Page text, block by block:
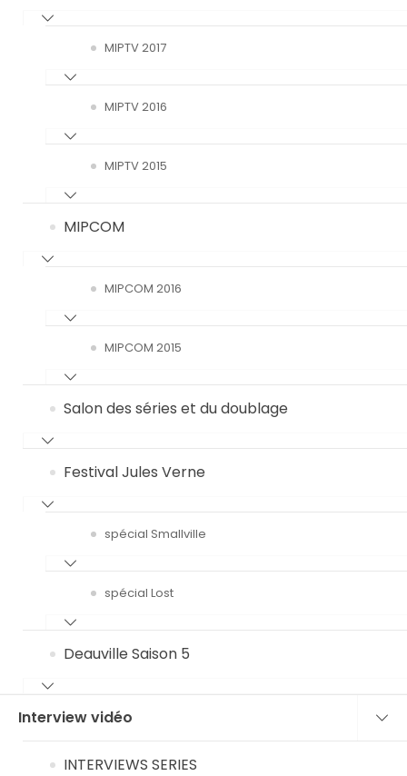
MIPTV 2017
MIPTV 2016
MIPTV 2015
MIPCOM
MIPCOM 2016
MIPCOM 2015
Salon des séries et du doublage
Festival Jules Verne
spécial Smallville
spécial Lost
Deauville Saison 5
Interview vidéo
INTERVIEWS SERIES